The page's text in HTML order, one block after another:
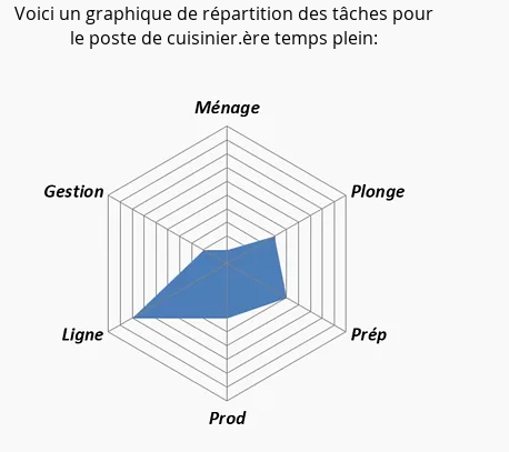
Voici un graphique de répartition des tâches pour
le poste de cuisinier.ère temps plein: